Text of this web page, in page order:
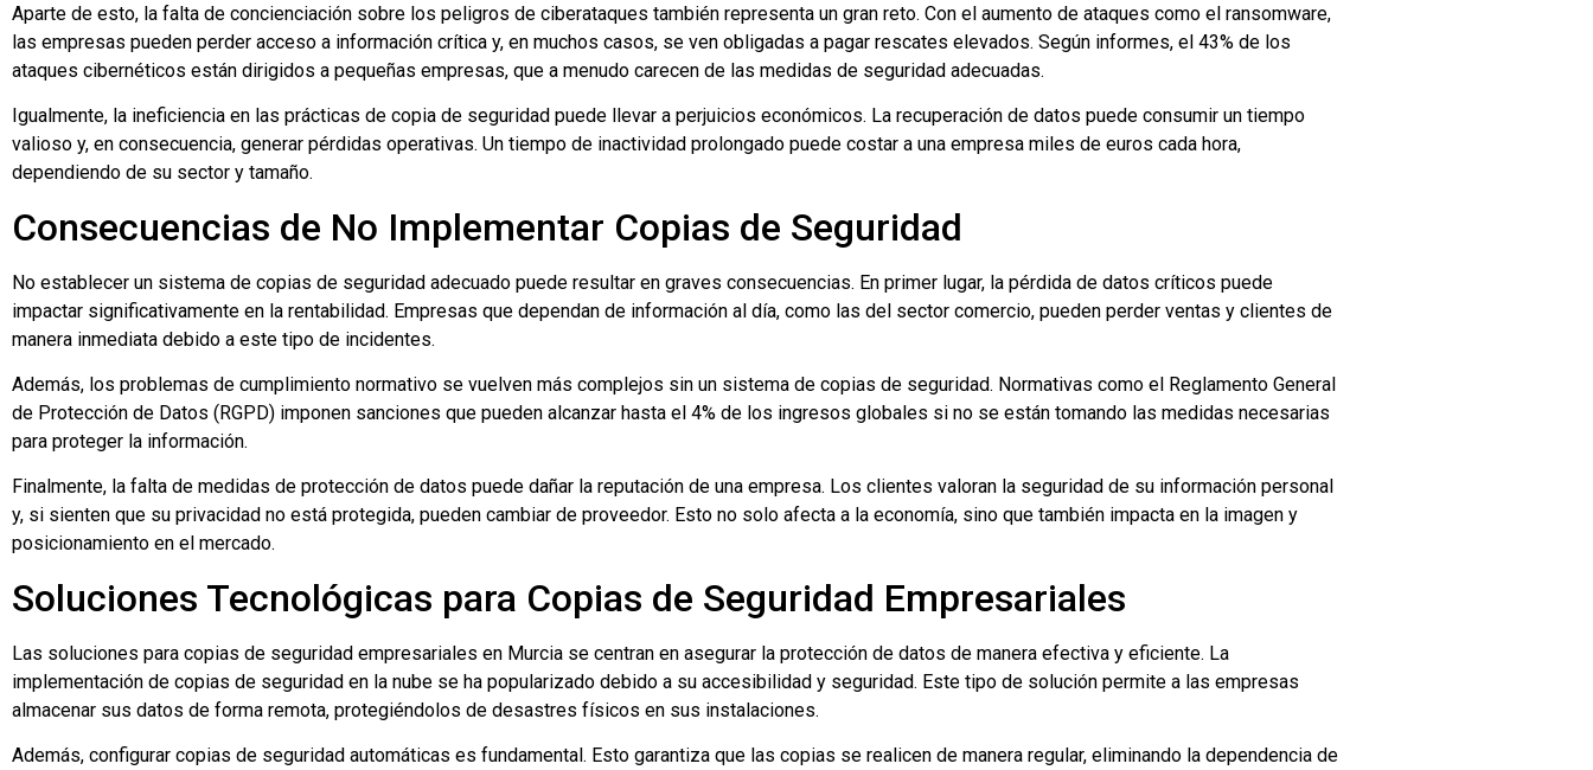
Aparte de esto, la falta de concienciación sobre los peligros de ciberataques también representa un gran reto. Con el aumento de ataques como el ransomware,
las empresas pueden perder acceso a información crítica y, en muchos casos, se ven obligadas a pagar rescates elevados. Según informes, el 43% de los
ataques cibernéticos están dirigidos a pequeñas empresas, que a menudo carecen de las medidas de seguridad adecuadas.
Igualmente, la ineficiencia en las prácticas de copia de seguridad puede llevar a perjuicios económicos. La recuperación de datos puede consumir un tiempo
valioso y, en consecuencia, generar pérdidas operativas. Un tiempo de inactividad prolongado puede costar a una empresa miles de euros cada hora,
dependiendo de su sector y tamaño.
Consecuencias de No Implementar Copias de Seguridad
No establecer un sistema de copias de seguridad adecuado puede resultar en graves consecuencias. En primer lugar, la pérdida de datos críticos puede
impactar significativamente en la rentabilidad. Empresas que dependan de información al día, como las del sector comercio, pueden perder ventas y clientes de
manera inmediata debido a este tipo de incidentes.
Además, los problemas de cumplimiento normativo se vuelven más complejos sin un sistema de copias de seguridad. Normativas como el Reglamento General
de Protección de Datos (RGPD) imponen sanciones que pueden alcanzar hasta el 4% de los ingresos globales si no se están tomando las medidas necesarias
para proteger la información.
Finalmente, la falta de medidas de protección de datos puede dañar la reputación de una empresa. Los clientes valoran la seguridad de su información personal
y, si sienten que su privacidad no está protegida, pueden cambiar de proveedor. Esto no solo afecta a la economía, sino que también impacta en la imagen y
posicionamiento en el mercado.
Soluciones Tecnológicas para Copias de Seguridad Empresariales
Las soluciones para copias de seguridad empresariales en Murcia se centran en asegurar la protección de datos de manera efectiva y eficiente. La
implementación de copias de seguridad en la nube se ha popularizado debido a su accesibilidad y seguridad. Este tipo de solución permite a las empresas
almacenar sus datos de forma remota, protegiéndolos de desastres físicos en sus instalaciones.
Además, configurar copias de seguridad automáticas es fundamental. Esto garantiza que las copias se realicen de manera regular, eliminando la dependencia de